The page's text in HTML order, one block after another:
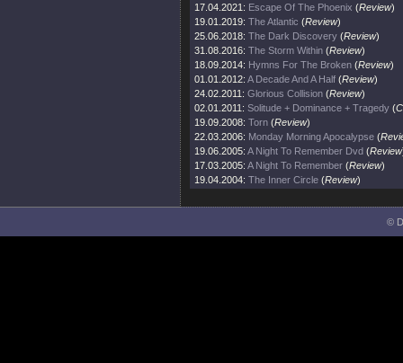
17.04.2021: Escape Of The Phoenix (Review)
19.01.2019: The Atlantic (Review)
25.06.2018: The Dark Discovery (Review)
31.08.2016: The Storm Within (Review)
18.09.2014: Hymns For The Broken (Review)
01.01.2012: A Decade And A Half (Review)
24.02.2011: Glorious Collision (Review)
02.01.2011: Solitude + Dominance + Tragedy (
19.09.2008: Torn (Review)
22.03.2006: Monday Morning Apocalypse (
19.06.2005: A Night To Remember Dvd (Review
17.03.2005: A Night To Remember (Review)
19.04.2004: The Inner Circle (Review)
©